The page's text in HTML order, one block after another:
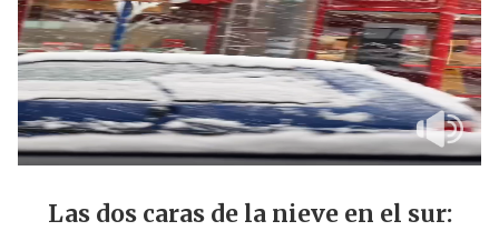
Las dos caras de la nieve en el sur: